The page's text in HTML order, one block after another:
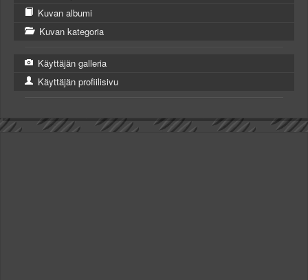
Kuvan albumi
Kuvan kategoria
Käyttäjän galleria
Käyttäjän profiilisivu